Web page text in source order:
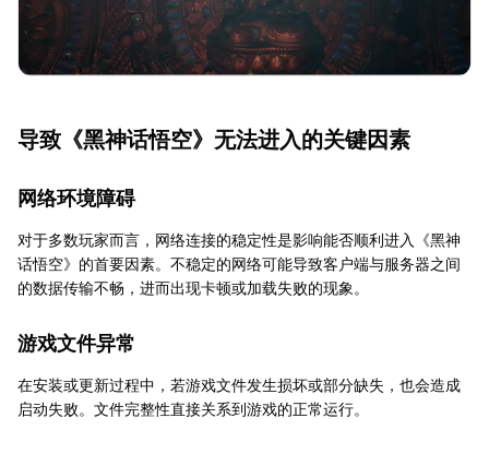
导致《黑神话悟空》无法进入的关键因素
网络环境障碍
对于多数玩家而言，网络连接的稳定性是影响能否顺利进入《黑神
话悟空》的首要因素。不稳定的网络可能导致客户端与服务器之间
的数据传输不畅，进而出现卡顿或加载失败的现象。
游戏文件异常
在安装或更新过程中，若游戏文件发生损坏或部分缺失，也会造成
启动失败。文件完整性直接关系到游戏的正常运行。